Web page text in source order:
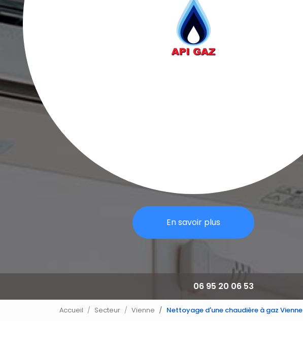
En savoir plus
06 95 20 06 53
Accueil Secteur Vienne Nettoyage d'une chaudière à gaz Vienne